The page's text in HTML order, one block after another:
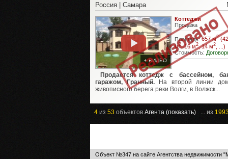
Россия | Самара
+ ВИДЕО
Коттеджи
Продажа
Площадь:657 м2
м2, 16 м2, 14 м2 , ...)
Стоимость:
Продается коттедж с бассейном,
гаражом, Гранный. На второй линии
живописного берега реки Волги, в Волжск...
4 из 53 объектов Агента (показать) ... из
Объект №347 на сайте Агентства недвижимости